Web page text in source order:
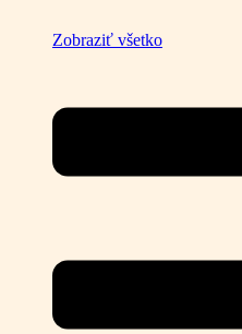
Zobraziť všetko